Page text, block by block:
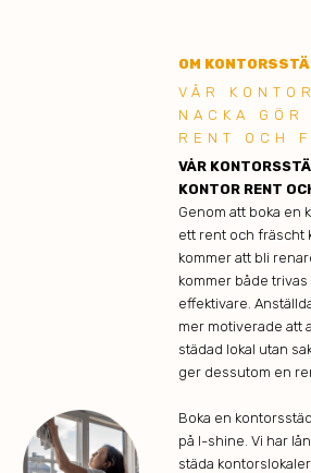
OM
VÅR
NACKA GÖR
RENT OCH
VÅR
KONTOR RENT
Genom att boka en
ett rent och fräscht
kommer att bli
kommer både
effektivare.
mer motiverade att
städad lokal utan
ger dessutom en
Boka en
på I-shine. Vi har
städa